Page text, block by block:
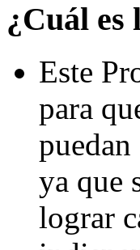
¿Cuál es
Este
para
ya que
lograr